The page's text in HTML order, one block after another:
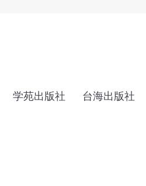
学苑出版社 台海出版社